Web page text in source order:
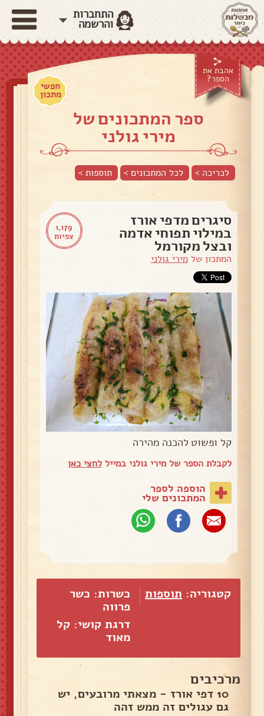
התחברות
והרשמה
אהבת את
הספר?
חפשי
מתכון
ספר המתכונים של
מירי גולני
לכריכה > לכל המתכונים > תוספות>
1,179
צפיות
סיגרים מדפי אורז
במילוי תפוחי אדמה
ובצל מקורמל
המתכון שלמירי גולני
קל ופשוט להכנה מהירה
לקבלת הספר של מירי גולני במייללחצי כאן
הוספה לספר
המתכונים שלי
קטגוריה: תוספות
כשרות: כשר
פרווה
דרגת קושי: קל
מאוד
מרכיבים
10 דפי אורז - מצאתי מרובעים, יש
גם עגולים זה ממש זהה